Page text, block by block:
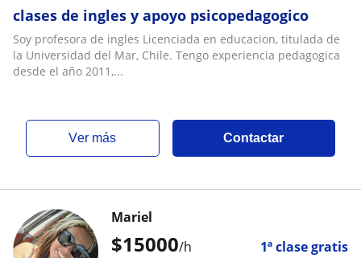
clases de ingles y apoyo psicopedagogico
Soy profesora de ingles Licenciada en educacion, titulada de
la Universidad del Mar, Chile. Tengo experiencia pedagogica
desde el año 2011,...
ver más Contactar
$15000/h 1ª clase gratis
Mariel